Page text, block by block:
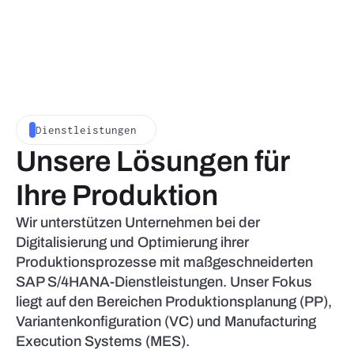
Dienstleistungen
Unsere Lösungen für
Ihre Produktion
Wir unterstützen Unternehmen bei der
Digitalisierung und Optimierung ihrer
Produktionsprozesse mit maßgeschneiderten
SAP S/4HANA-Dienstleistungen. Unser Fokus
liegt auf den Bereichen Produktionsplanung (PP),
Variantenkonfiguration (VC) und Manufacturing
Execution Systems (MES).